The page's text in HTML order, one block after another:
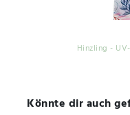
Hinzling -
Könnte dir auch